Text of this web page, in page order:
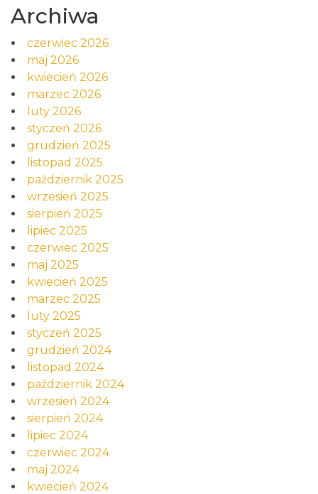
Archiwa
czerwiec 2026
maj 2026
kwiecień 2026
marzec 2026
luty 2026
styczeń 2026
grudzień 2025
listopad 2025
październik 2025
wrzesień 2025
sierpień 2025
lipiec 2025
czerwiec 2025
maj 2025
kwiecień 2025
marzec 2025
luty 2025
styczeń 2025
grudzień 2024
listopad 2024
październik 2024
wrzesień 2024
sierpień 2024
lipiec 2024
czerwiec 2024
maj 2024
kwiecień 2024